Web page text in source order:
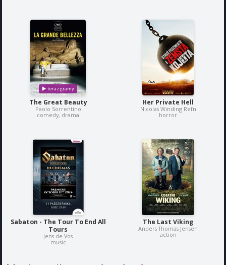
The Great Beauty
Paolo Sorrentino
comedy, drama
Her Private Hell
Nicolas Winding Refn
horror
Sabaton - The Tour To End All
Tours
Jens de Vos
music
The Last Viking
Anders Thomas Jensen
action